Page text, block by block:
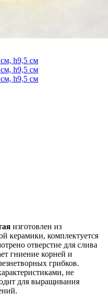
изготовлен из
керамики, комплектуется
отверстие для слива
гниение корней и
грибков.
не
для выращивания